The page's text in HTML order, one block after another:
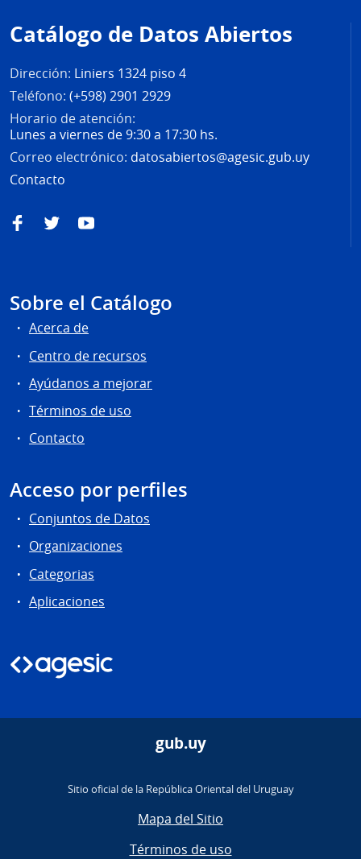
de
página
Catálogo de Datos Abiertos
Dirección: Liniers 1324 piso 4
Teléfono: (+598) 2901 2929
Horario de atención:
Lunes a viernes de 9:30 a 17:30 hs.
Correo electrónico: datosabiertos@agesic.gub.uy
Contacto
FacebookTwitterYouTube
Sobre el Catálogo
Acerca de
Centro de recursos
Ayúdanos a mejorar
Términos de uso
Contacto
Acceso por perfiles
Conjuntos de Datos
Organizaciones
Categorias
Aplicaciones
gub.uy
Sitio oficial de la República Oriental del Uruguay
Mapa del Sitio
Términos de uso